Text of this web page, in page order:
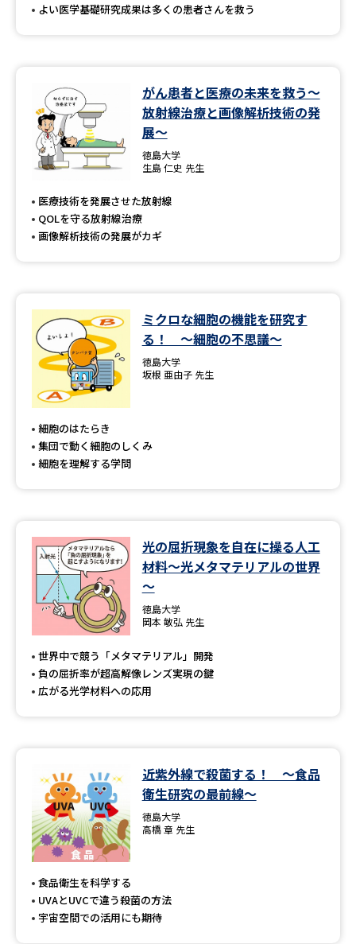
Ｑ＆Ａ よくあるご質問 大学進学IDについて
テレメール
お支払いサイト
個人情報取扱規定
特定商取引表記
よい医学基礎研究成果は多くの患者さんを救う
がん患者と医療の未来を救う～
放射線治療と画像解析技術の発
展～
徳島大学
生島 仁史 先生
医療技術を発展させた放射線
QOLを守る放射線治療
画像解析技術の発展がカギ
ミクロな細胞の機能を研究す
る！ ～細胞の不思議～
徳島大学
坂根 亜由子 先生
細胞のはたらき
集団で動く細胞のしくみ
細胞を理解する学問
光の屈折現象を自在に操る人工
材料～光メタマテリアルの世界
～
徳島大学
岡本 敏弘 先生
世界中で競う「メタマテリアル」開発
負の屈折率が超高解像レンズ実現の鍵
広がる光学材料への応用
近紫外線で殺菌する！ ～食品
衛生研究の最前線～
徳島大学
高橋 章 先生
食品衛生を科学する
UVAとUVCで違う殺菌の方法
宇宙空間での活用にも期待